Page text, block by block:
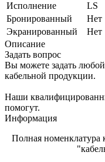
Исполнение
LS
Бронированный
Нет
Экранированный
Нет
Описание
Задать вопрос
Вы можете задать
кабельной продукции.
Наши
помогут.
Информация
Полная номенклатура